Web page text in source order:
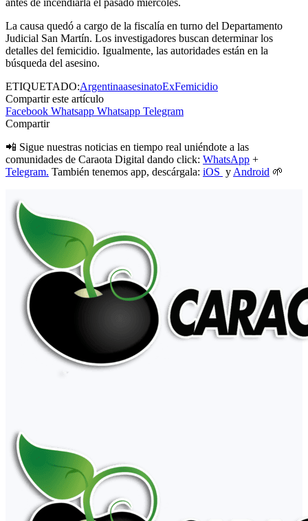
La causa quedó a cargo de la fiscalía en turno del Departamento
Judicial San Martín. Los investigadores buscan determinar los
detalles del femicidio. Igualmente, las autoridades están en la
búsqueda del asesino.
ETIQUETADO:ArgentinaasesinatoExFemicidio
Compartir este artículo
Facebook Whatsapp Whatsapp Telegram
Compartir
📲 Sigue nuestras noticias en tiempo real uniéndote a las
comunidades de Caraota Digital dando click: WhatsApp +
Telegram. También tenemos app, descárgala: iOS y Android 🌱